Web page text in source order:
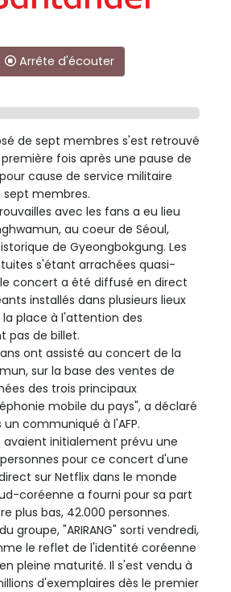
Arrête d'écouter
de sept membres s'est retrouvé
fois après une pause de
cause de service militaire
sept membres.
avec les fans a eu lieu
au coeur de Séoul,
de Gyeongbokgung. Les
s'étant arrachées quasi-
concert a été diffusé en direct
installés dans plusieurs lieux
place à l'attention des
pas de billet.
ont assisté au concert de la
sur la base des ventes de
des trois principaux
mobile du pays", a déclaré
un communiqué à l'AFP.
avaient initialement prévu une
pour ce concert d'une
sur Netflix dans le monde
coréenne a fourni pour sa part
plus bas, 42.000 personnes.
groupe, "ARIRANG" sorti vendredi,
le reflet de l'identité coréenne
pleine maturité. Il s'est vendu à
d'exemplaires dès le premier